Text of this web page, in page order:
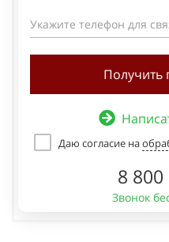
Укажите телефон для
Получить
Даю согласие на
8 800
Звонок